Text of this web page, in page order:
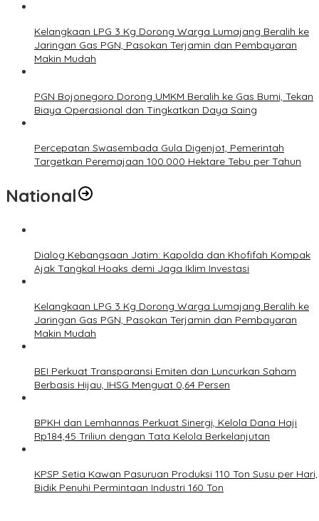
Kelangkaan LPG 3 Kg Dorong Warga Lumajang Beralih ke
Jaringan Gas PGN, Pasokan Terjamin dan Pembayaran
Makin Mudah
PGN Bojonegoro Dorong UMKM Beralih ke Gas Bumi, Tekan
Biaya Operasional dan Tingkatkan Daya Saing
Percepatan Swasembada Gula Digenjot, Pemerintah
Targetkan Peremajaan 100.000 Hektare Tebu per Tahun
National
Dialog Kebangsaan Jatim: Kapolda dan Khofifah Kompak
Ajak Tangkal Hoaks demi Jaga Iklim Investasi
Kelangkaan LPG 3 Kg Dorong Warga Lumajang Beralih ke
Jaringan Gas PGN, Pasokan Terjamin dan Pembayaran
Makin Mudah
BEI Perkuat Transparansi Emiten dan Luncurkan Saham
Berbasis Hijau, IHSG Menguat 0,64 Persen
BPKH dan Lemhannas Perkuat Sinergi, Kelola Dana Haji
Rp184,45 Triliun dengan Tata Kelola Berkelanjutan
KPSP Setia Kawan Pasuruan Produksi 110 Ton Susu per Hari,
Bidik Penuhi Permintaan Industri 160 Ton